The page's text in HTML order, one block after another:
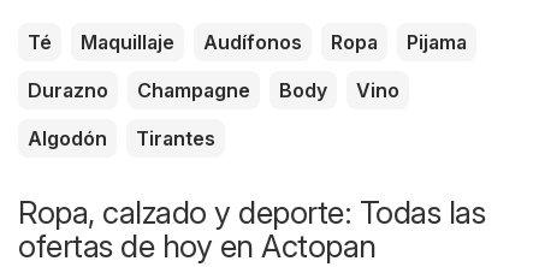
Té Maquillaje Audífonos Ropa
Pijama
Durazno
Champagne Body
Vino
Algodón
Tirantes
Ropa, calzado y deporte: Todas las
ofertas de hoy en Actopan